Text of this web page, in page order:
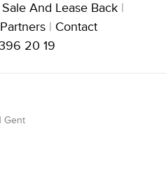
Sale And Lease Back |
Partners| Contact
20 19
Gent